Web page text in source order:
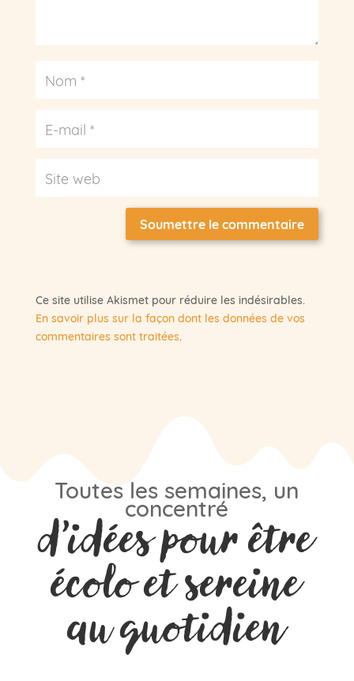
Soumettre le commentaire
Ce site utilise Akismet pour réduire les indésirables.
En savoir plus sur la façon dont les données de vos
commentaires sont traitées.
Toutes les semaines, un
concentré
d’idées pour être
écolo et sereine
au quotidien